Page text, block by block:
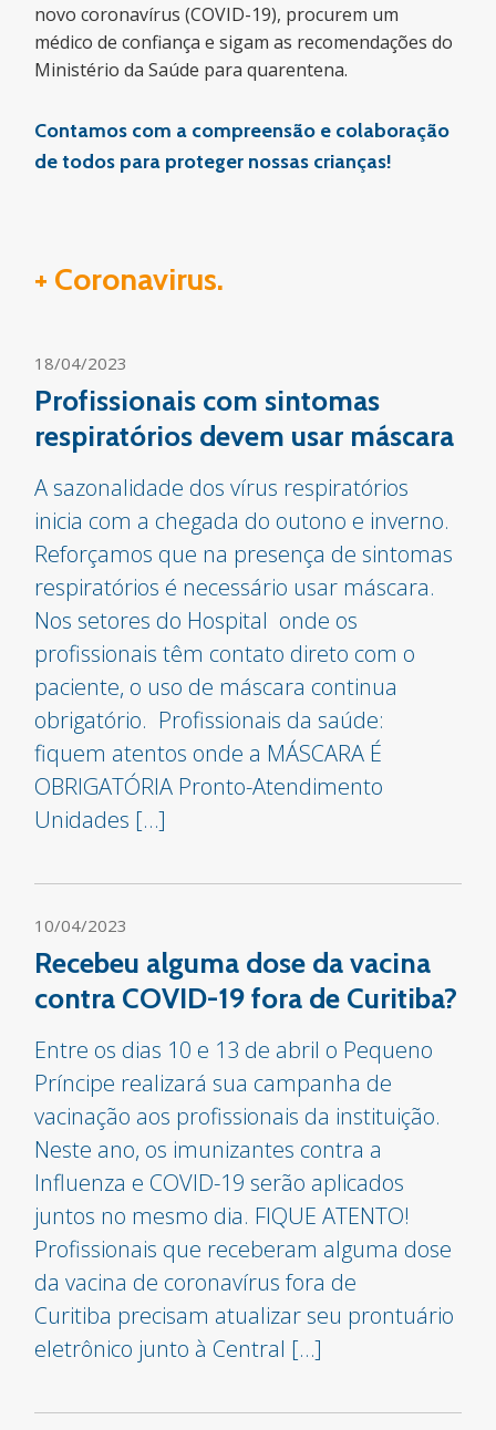
novo coronavírus (COVID-19), procurem um
médico de confiança e sigam as recomendações do
Ministério da Saúde para quarentena.
Contamos com a compreensão e colaboração
de todos para proteger nossas crianças!
+ Coronavirus.
18/04/2023
Profissionais com sintomas
respiratórios devem usar máscara
A sazonalidade dos vírus respiratórios
inicia com a chegada do outono e inverno.
Reforçamos que na presença de sintomas
respiratórios é necessário usar máscara.
Nos setores do Hospital onde os
profissionais têm contato direto com o
paciente, o uso de máscara continua
obrigatório. Profissionais da saúde:
fiquem atentos onde a MÁSCARA É
OBRIGATÓRIA Pronto-Atendimento
Unidades […]
10/04/2023
Recebeu alguma dose da vacina
contra COVID-19 fora de Curitiba?
Entre os dias 10 e 13 de abril o Pequeno
Príncipe realizará sua campanha de
vacinação aos profissionais da instituição.
Neste ano, os imunizantes contra a
Influenza e COVID-19 serão aplicados
juntos no mesmo dia. FIQUE ATENTO!
Profissionais que receberam alguma dose
da vacina de coronavírus fora de
Curitiba precisam atualizar seu prontuário
eletrônico junto à Central […]